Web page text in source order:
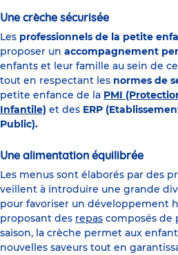
Une crèche sécurisée
Les professionnels de la petite
proposer un accompagnement
enfants et leur famille au sein de
tout en respectant les normes de
petite enfance de la PMI
Infantile) et des ERP
Public).
Une alimentation équilibrée
Les menus sont élaborés par des
veillent à introduire une grande
pour favoriser un développement
proposant des repas composés de
saison, la crèche permet aux
nouvelles saveurs tout en